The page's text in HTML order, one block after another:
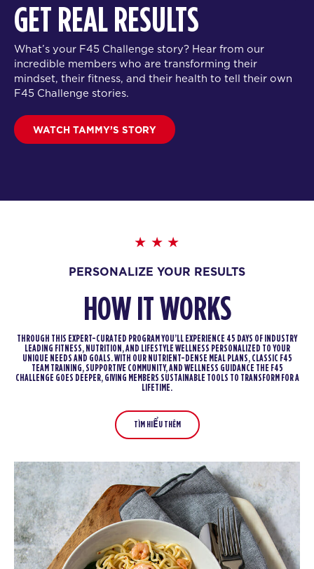
GET REAL RESULTS
What’s your F45 Challenge story? Hear from our
incredible members who are transforming their
mindset, their fitness, and their health to tell their own
F45 Challenge stories.
WATCH TAMMY’S STORY
PERSONALIZE YOUR RESULTS
HOW IT WORKS
THROUGH THIS EXPERT-CURATED PROGRAM YOU’LL EXPERIENCE 45 DAYS OF INDUSTRY
LEADING FITNESS, NUTRITION, AND LIFESTYLE WELLNESS PERSONALIZED TO YOUR
UNIQUE NEEDS AND GOALS. WITH OUR NUTRIENT-DENSE MEAL PLANS, CLASSIC F45
TEAM TRAINING, SUPPORTIVE COMMUNITY, AND WELLNESS GUIDANCE THE F45
CHALLENGE GOES DEEPER, GIVING MEMBERS SUSTAINABLE TOOLS TO TRANSFORM FOR A
LIFETIME.
TÌM HIỂU THÊM